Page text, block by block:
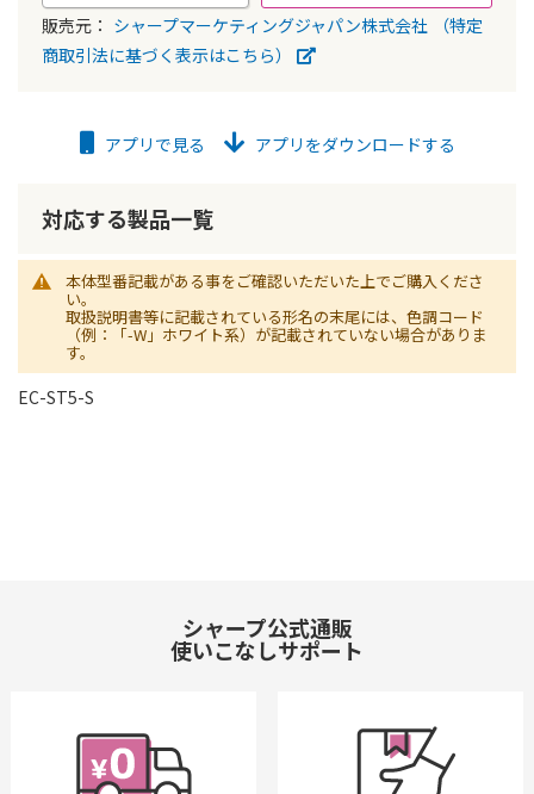
販売元： シャープマーケティングジャパン株式会社
（特定
商取引法に基づく表示はこちら）
アプリで見る アプリをダウンロードする
対応する製品一覧
本体型番記載がある事をご確認いただいた上でご購入くださ
い。
取扱説明書等に記載されている形名の末尾には、色調コード
（例：「-W」ホワイト系）が記載されていない場合がありま
す。
EC-ST5-S
シャープ公式通販
使いこなしサポート